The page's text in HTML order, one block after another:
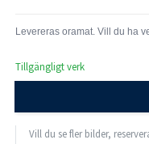
Tillgängligt verk
Vill du se fler bilder,